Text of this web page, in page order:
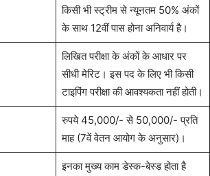
किसी भी स्ट्रीम से न्यूनतम 50% अंकों
के साथ 12वीं पास होना अनिवार्य है।
लिखित परीक्षा के अंकों के आधार पर
सीधी मेरिट। इस पद के लिए भी किसी
टाइपिंग परीक्षा की आवश्यकता नहीं होती।
रुपये 45,000/- से 50,000/- प्रति
माह (7वें वेतन आयोग के अनुसार)।
इनका मुख्य काम डेस्क-बेस्ड होता है